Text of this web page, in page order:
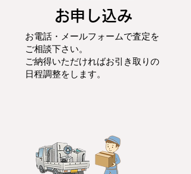
お申し込み
お電話・メールフォームで査定を
ご相談下さい。
ご納得いただければお引き取りの
日程調整をします。